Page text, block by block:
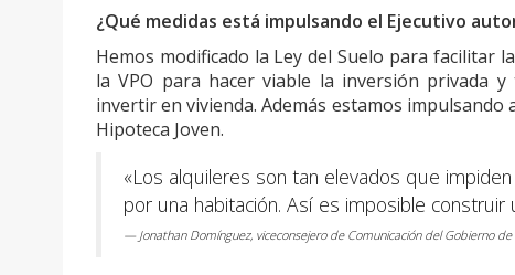
¿Qué medidas está impulsando el Ejecutivo
Hemos modificado la Ley del Suelo para facilitar
la VPO para hacer viable la inversión privada
invertir en vivienda. Además estamos
Hipoteca Joven.
«Los alquileres son tan elevados que
por una habitación. Así es imposible construir
— Jonathan Domínguez, viceconsejero de Comunicación del Gobierno de